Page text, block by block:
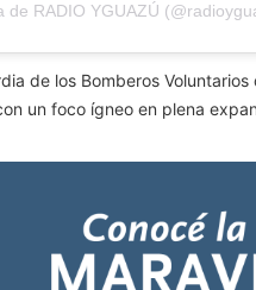
de RADIO YGUAZÚ
de los Bomberos
un foco ígneo en plena